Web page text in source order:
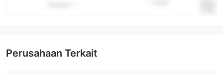
Perusahaan Terkait